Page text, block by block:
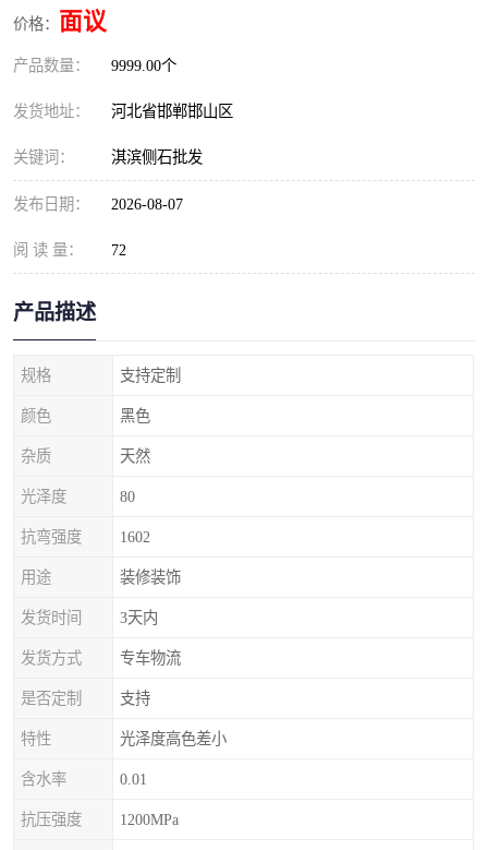
价格： 面议
产品数量： 9999.00个
发货地址： 河北省邯郸邯山区
关键词： 淇滨侧石批发
发布日期： 2026-08-07
阅 读 量： 72
产品描述
规格 支持定制
颜色 黑色
杂质 天然
光泽度 80
抗弯强度 1602
用途 装修装饰
发货时间 3天内
发货方式 专车物流
是否定制 支持
特性 光泽度高色差小
含水率 0.01
抗压强度 1200MPa